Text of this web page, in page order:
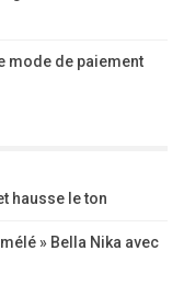
mode de paiement
hausse le ton
» Bella Nika avec